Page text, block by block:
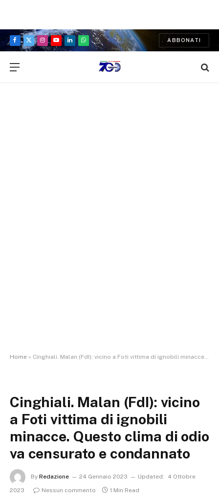
Facebook
X
Instagram
YouTubeLinkedInWhatsApp
ABBONATI
Home » Cinghiali. Malan (FdI): vicino a Foti vittima di ignobili minacce. Questo clima di odio va censurato e condannato
Cinghiali. Malan (FdI): vicino
a Foti vittima di ignobili
minacce. Questo clima di odio
va censurato e condannato
By Redazione 24 Gennaio 2023 Updated:
4 Ottobre
2023
Nessun commento 1 Min Read